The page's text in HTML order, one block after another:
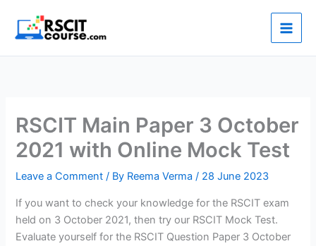
content
RSCIT Main Paper 3 October
2021 with Online Mock Test
Leave a Comment / By Reema Verma/ 28 June 2023
If you want to check your knowledge for the RSCIT exam
held on 3 October 2021, then try our RSCIT Mock Test.
Evaluate yourself for the RSCIT Question Paper 3 October